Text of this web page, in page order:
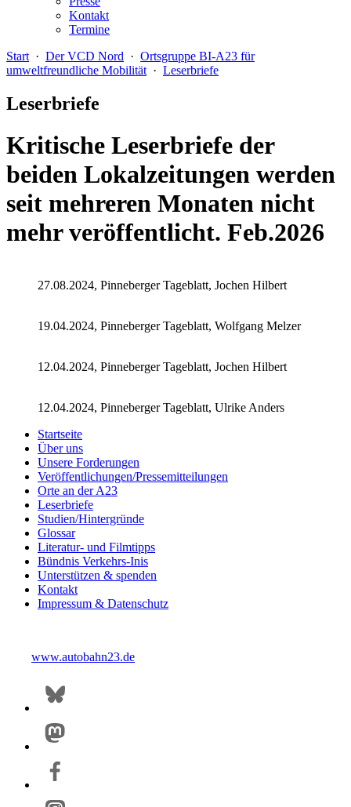
Kontakt
Termine
Start · Der VCD Nord · Ortsgruppe BI-A23 für
umweltfreundliche Mobilität · Leserbriefe
Leserbriefe
Kritische Leserbriefe der
beiden Lokalzeitungen werden
seit mehreren Monaten nicht
mehr veröffentlicht. Feb.2026
27.08.2024, Pinneberger Tageblatt, Jochen Hilbert
19.04.2024, Pinneberger Tageblatt, Wolfgang Melzer
12.04.2024, Pinneberger Tageblatt, Jochen Hilbert
12.04.2024, Pinneberger Tageblatt, Ulrike Anders
Startseite
Über uns
Unsere Forderungen
Veröffentlichungen/Pressemitteilungen
Orte an der A23
Leserbriefe
Studien/Hintergründe
Glossar
Literatur- und Filmtipps
Bündnis Verkehrs-Inis
Unterstützen & spenden
Kontakt
Impressum & Datenschutz
www.autobahn23.de